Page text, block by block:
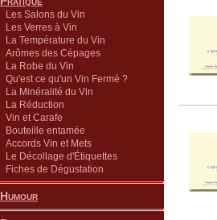
Les Salons du Vin
Les Verres à Vin
La Température du Vin
Arômes des Cépages
La Robe du Vin
Qu'est ce qu'un Vin Fermé ?
La Minéralité du Vin
La Réduction
Vin et Carafe
Bouteille entamée
Accords Vin et Mets
Le Décollage d'Étiquettes
Fiches de Dégustation
Humour